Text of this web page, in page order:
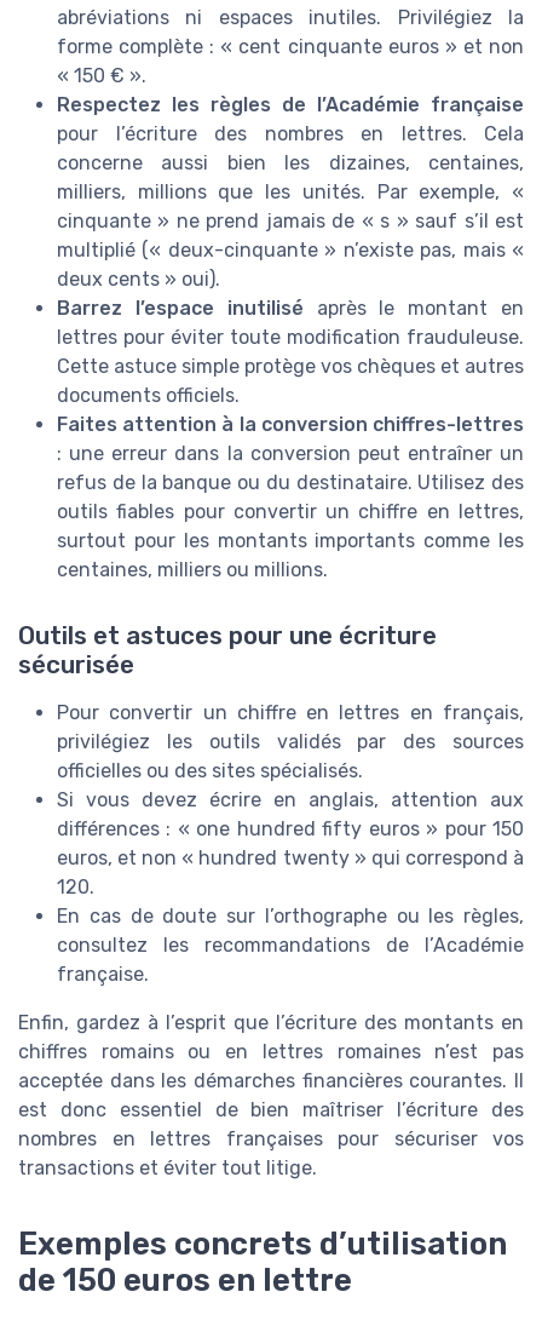
abréviations ni espaces inutiles. Privilégiez la
forme complète : « cent cinquante euros » et non
« 150 € ».
Respectez les règles de l’Académie française
pour l’écriture des nombres en lettres. Cela
concerne aussi bien les dizaines, centaines,
milliers, millions que les unités. Par exemple, «
cinquante » ne prend jamais de « s » sauf s’il est
multiplié (« deux-cinquante » n’existe pas, mais «
deux cents » oui).
Barrez l’espace inutilisé après le montant en
lettres pour éviter toute modification frauduleuse.
Cette astuce simple protège vos chèques et autres
documents officiels.
Faites attention à la conversion chiffres-lettres
: une erreur dans la conversion peut entraîner un
refus de la banque ou du destinataire. Utilisez des
outils fiables pour convertir un chiffre en lettres,
surtout pour les montants importants comme les
centaines, milliers ou millions.
Outils et astuces pour une écriture
sécurisée
Pour convertir un chiffre en lettres en français,
privilégiez les outils validés par des sources
officielles ou des sites spécialisés.
Si vous devez écrire en anglais, attention aux
différences : « one hundred fifty euros » pour 150
euros, et non « hundred twenty » qui correspond à
120.
En cas de doute sur l’orthographe ou les règles,
consultez les recommandations de l’Académie
française.
Enfin, gardez à l’esprit que l’écriture des montants en
chiffres romains ou en lettres romaines n’est pas
acceptée dans les démarches financières courantes. Il
est donc essentiel de bien maîtriser l’écriture des
nombres en lettres françaises pour sécuriser vos
transactions et éviter tout litige.
Exemples concrets d’utilisation
de 150 euros en lettre